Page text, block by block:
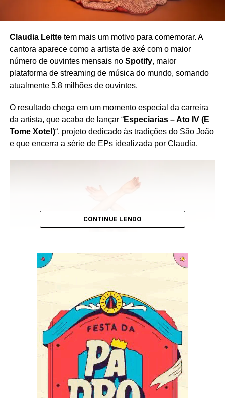
Claudia Leittetem mais um motivo para comemorar. A
cantora aparece como a artista de axé com o maior
número de ouvintes mensais no Spotify, maior
plataforma de streaming de música do mundo, somando
atualmente 5,8 milhões de ouvintes.
O resultado chega em um momento especial da carreira
da artista, que acaba de lançar “Especiarias – Ato IV (E
Tome Xote!)“, projeto dedicado às tradições do São João
e que encerra a série de EPs idealizada por Claudia.
CONTINUE LENDO